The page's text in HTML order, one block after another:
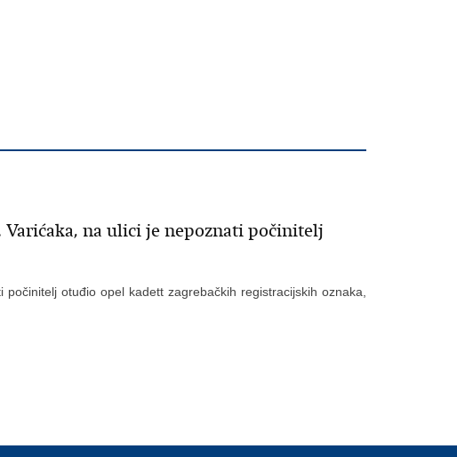
Varićaka, na ulici je nepoznati počinitelj
otuđio opel kadett zagrebačkih registracijskih oznaka,